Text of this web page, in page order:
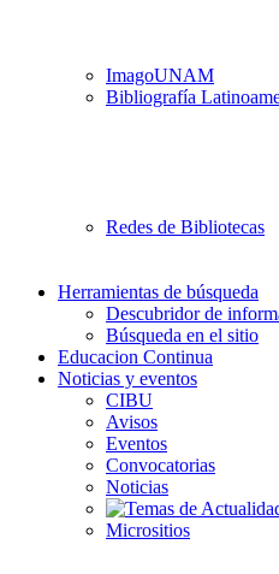
ImagoUNAM
Bibliografía
Redes de Bibliotecas
Herramientas de búsqueda
Descubridor de
Búsqueda en el sitio
Educacion Continua
Noticias y eventos
CIBU
Avisos
Eventos
Convocatorias
Noticias
Micrositios